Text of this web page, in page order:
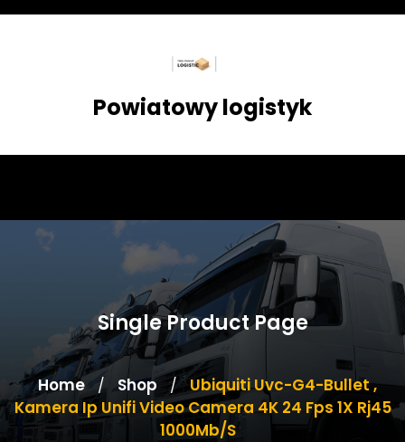
Skip
Powiatowy logistyk
Single Product Page
Home / Shop / Ubiquiti Uvc-G4-Bullet ,
Kamera Ip Unifi Video Camera 4K 24 Fps 1X Rj45
1000Mb/S